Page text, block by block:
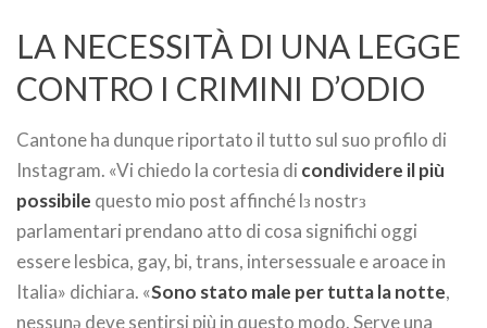
LA NECESSITÀ DI UNA LEGGE
CONTRO I CRIMINI D’ODIO
Cantone ha dunque riportato il tutto sul suo profilo di
Instagram. «Vi chiedo la cortesia di condividere il più
possibile questo mio post affinché lз nostrз
parlamentari prendano atto di cosa significhi oggi
essere lesbica, gay, bi, trans, intersessuale e aroace in
Italia» dichiara. «Sono stato male per tutta la notte,
nessunə deve sentirsi più in questo modo. Serve una